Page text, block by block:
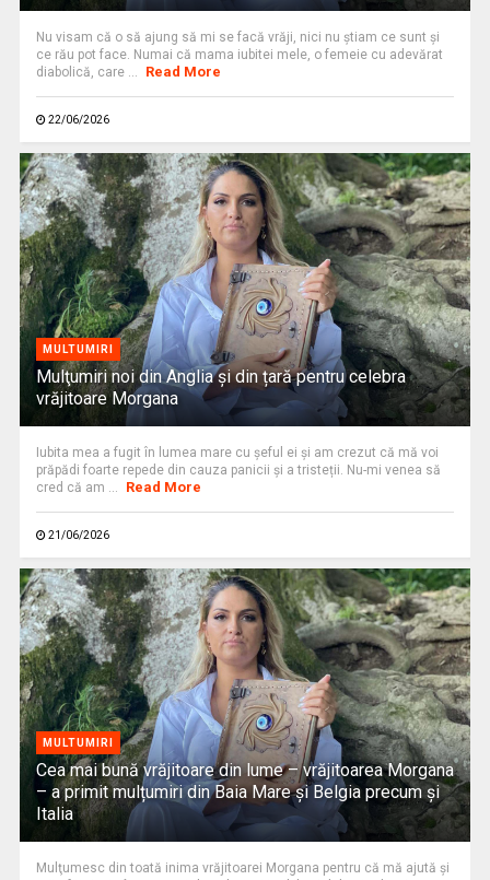
Nu visam că o să ajung să mi se facă vrăji, nici nu știam ce sunt și
ce rău pot face. Numai că mama iubitei mele, o femeie cu adevărat
diabolică, care ...
Read More
22/06/2026
MULTUMIRI
Mulţumiri noi din Anglia și din țară pentru celebra
vrăjitoare Morgana
Iubita mea a fugit în lumea mare cu şeful ei şi am crezut că mă voi
prăpădi foarte repede din cauza panicii și a tristeții. Nu-mi venea să
cred că am ...
Read More
21/06/2026
MULTUMIRI
Cea mai bună vrăjitoare din lume – vrăjitoarea Morgana
– a primit mulțumiri din Baia Mare și Belgia precum și
Italia
Mulţumesc din toată inima vrăjitoarei Morgana pentru că mă ajută și